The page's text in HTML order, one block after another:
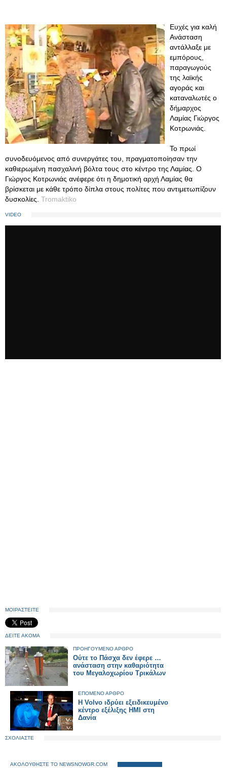
Ευχές για καλή
Aνάσταση
αντάλλαξε με
εμπόρους,
παραγωγούς
της λαϊκής
αγοράς και
καταναλωτές ο
δήμαρχος
Λαμίας Γιώργος
Κοτρωνιάς.
Το πρωί
συνοδευόμενος από συνεργάτες του, πραγματοποίησαν την
καθιερωμένη πασχαλινή βόλτα τους στο κέντρο της Λαμίας. Ο
Γιώργος Κοτρωνιάς ανέφερε ότι η δημοτική αρχή Λαμίας θα
βρίσκεται με κάθε τρόπο δίπλα στους πολίτες που αντιμετωπίζουν
δυσκολίες. Tromaktiko
VIDEO
ΜΟΙΡΑΣΤΕΙΤΕ
ΔΕΙΤΕ ΑΚΟΜΑ
ΠΡΟΗΓΟΥΜΕΝΟ ΑΡΘΡΟ
Ούτε το Πάσχα δεν έφερε …
ανάσταση στην καθαριότητα
του Μεγαλοχωρίου Τρικάλων
ΕΠΟΜΕΝΟ ΑΡΘΡΟ
Η Volvo ιδρύει εξειδικευμένο
κέντρο εξέλιξης HMI στη
Δανία
ΣΧΟΛΙΑΣΤΕ
ΑΚΟΛΟΥΘΗΣΤΕ ΤΟ NEWSNOWGR.COM